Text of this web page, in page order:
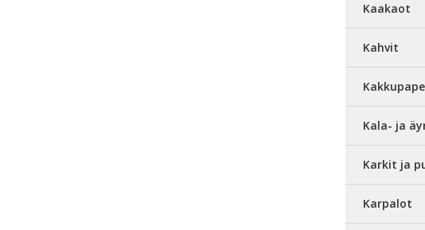
Kaakaot
Kahvit
Kala- ja
Karkit ja
Karpalot